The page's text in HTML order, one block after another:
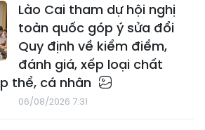
Lào Cai tham dự hội nghị
toàn quốc góp ý sửa đổi
Quy định về kiểm điểm,
đánh giá, xếp loại chất
thể, cá nhân
06/08/2026 7:31